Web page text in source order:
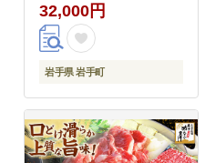
32,000円
岩手県 岩手町